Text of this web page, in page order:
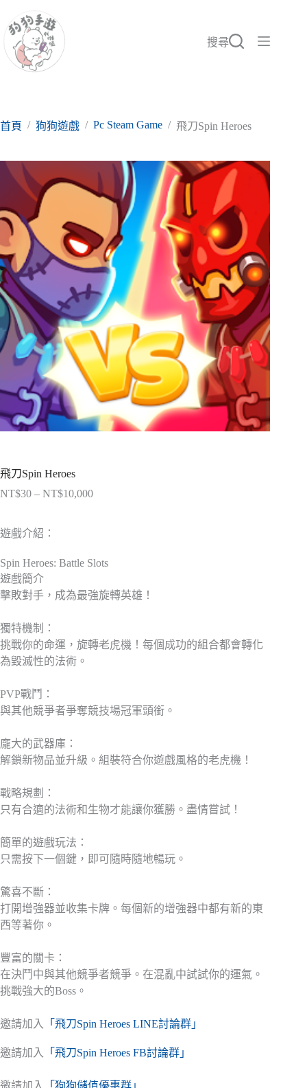
至
要
搜尋
首頁 / 狗狗遊戲 / Pc Steam Game / 飛刀Spin Heroes
飛刀Spin Heroes
NT$30 – NT$10,000價
NT$30
NT$10,000
遊戲介紹：
Spin Heroes: Battle Slots
遊戲簡介
擊敗對手，成為最強旋轉英雄！
獨特機制：
挑戰你的命運，旋轉老虎機！每個成功的組合都會轉化
為毀滅性的法術。
PVP戰鬥：
與其他競爭者爭奪競技場冠軍頭銜。
龐大的武器庫：
解鎖新物品並升級。組裝符合你遊戲風格的老虎機！
戰略規劃：
只有合適的法術和生物才能讓你獲勝。盡情嘗試！
簡單的遊戲玩法：
只需按下一個鍵，即可隨時隨地暢玩。
驚喜不斷：
打開增強器並收集卡牌。每個新的增強器中都有新的東
西等著你。
豐富的關卡：
在決鬥中與其他競爭者競爭。在混亂中試試你的運氣。
挑戰強大的Boss。
邀請加入 「飛刀Spin Heroes LINE討論群」
邀請加入 「飛刀Spin Heroes FB討論群」